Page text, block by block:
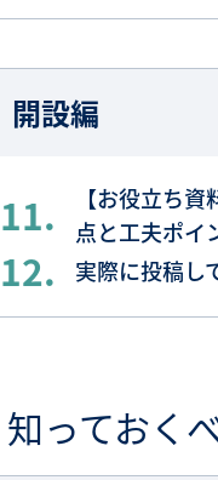
開設編
11.
【お役立ち
点と工夫ポイ
12. 実際に投稿し
知っておく